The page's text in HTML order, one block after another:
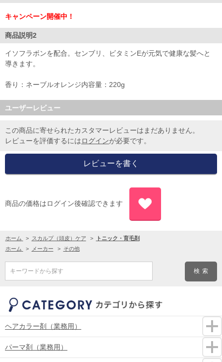
キャンペーン開催中！
商品説明2
イソフラボンを配合。センブリ、ビタミンEが元気で健康な髪へと
導きます。
香り：ネーブルオレンジ内容量：220g
ユーザーレビュー
この商品に寄せられたカスタマーレビューはまだありません。
レビューを評価するにはログインが必要です。
商品の価格はログイン後確認できます
ホーム > スカルプ（頭皮）ケア >
トニック・育毛剤
ホーム
> メーカー > その他
キーワードから探す
ヘアカラー剤（業務用）
パーマ剤（業務用）